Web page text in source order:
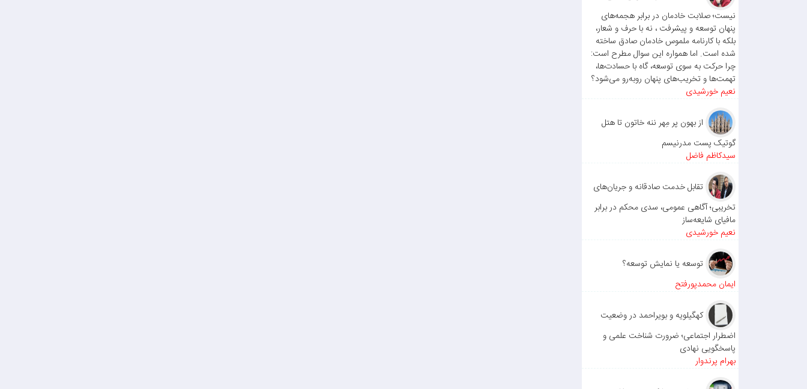
نیست؛ صلابت خادمان در برابر هجمه‌های
پنهان توسعه و پیشرفت ، نه با حرف و شعار،
بلکه با کارنامه ملموس خادمان صادق ساخته
شده است. اما همواره این سوال مطرح است:
چرا حرکت به سوی توسعه، گاه با حسادت‌ها،
تهمت‌ها و تخریب‌های پنهان روبه‌رو می‌شود؟
نعیم خورشیدی
از بهون پر مِهر ننه خاتون تا هتل
گوتیک پست مدرنیسم
سیدکاظم فاضل
تقابل خدمت صادقانه و جریان‌های
تخریبی؛ آگاهی عمومی، سدی محکم در برابر
مافیای شایعه‌ساز
نعیم خورشیدی
توسعه یا نمایش توسعه؟
ایمان محمدپورفتح
کهگیلویه و بویراحمد در وضعیت
اضطرار اجتماعی؛ ضرورت شناخت علمی و
پاسخگویی نهادی
بهرام پرندوار